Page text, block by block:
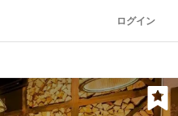
ログイン